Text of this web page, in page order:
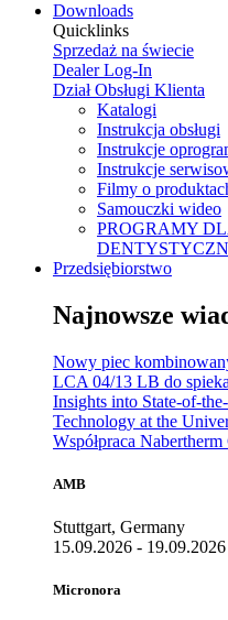
Downloads
Quicklinks
Sprzedaż na świecie
Dealer Log-In
Dział Obsługi Klienta
Katalogi
Instrukcja obsługi
Instrukcje
Instrukcje
Filmy o
Samouczki wideo
PROGRAMY
Przedsiębiorstwo
Najnowsze
Nowy piec
LCA 04/13 LB do
Insights into State-of-
Technology at the
Współpraca
AMB
Stuttgart, Germany
15.09.2026 - 19.09.2026
Micronora